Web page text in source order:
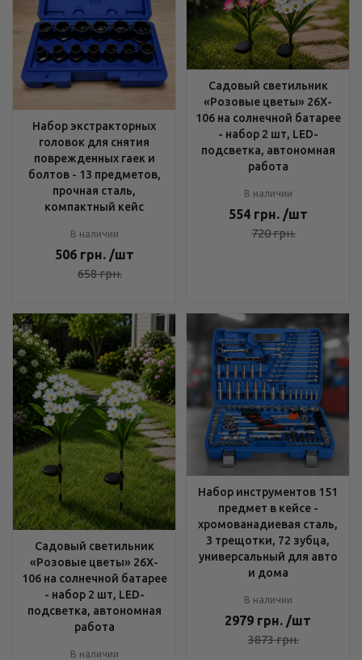
Набор экстракторных
головок для снятия
поврежденных гаек и
болтов - 13 предметов,
прочная сталь,
компактный кейс
В наличии
506 грн. /шт
658грн.
Садовый светильник
«Розовые цветы» 26X-
106 на солнечной батарее
- набор 2 шт, LED-
подсветка, автономная
работа
В наличии
554 грн. /шт
720грн.
Садовый светильник
«Розовые цветы» 26X-
106 на солнечной батарее
- набор 2 шт, LED-
подсветка, автономная
работа
В наличии
Набор инструментов 151
предмет в кейсе -
хромованадиевая сталь,
3 трещотки, 72 зубца,
универсальный для авто
и дома
В наличии
2979 грн. /шт
3873грн.